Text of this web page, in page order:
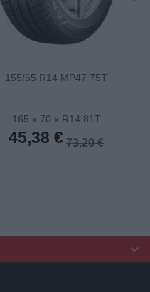
155/65 R14 MP47 75T
165 x 70 x R14 81T
45,38 € 73,20 €